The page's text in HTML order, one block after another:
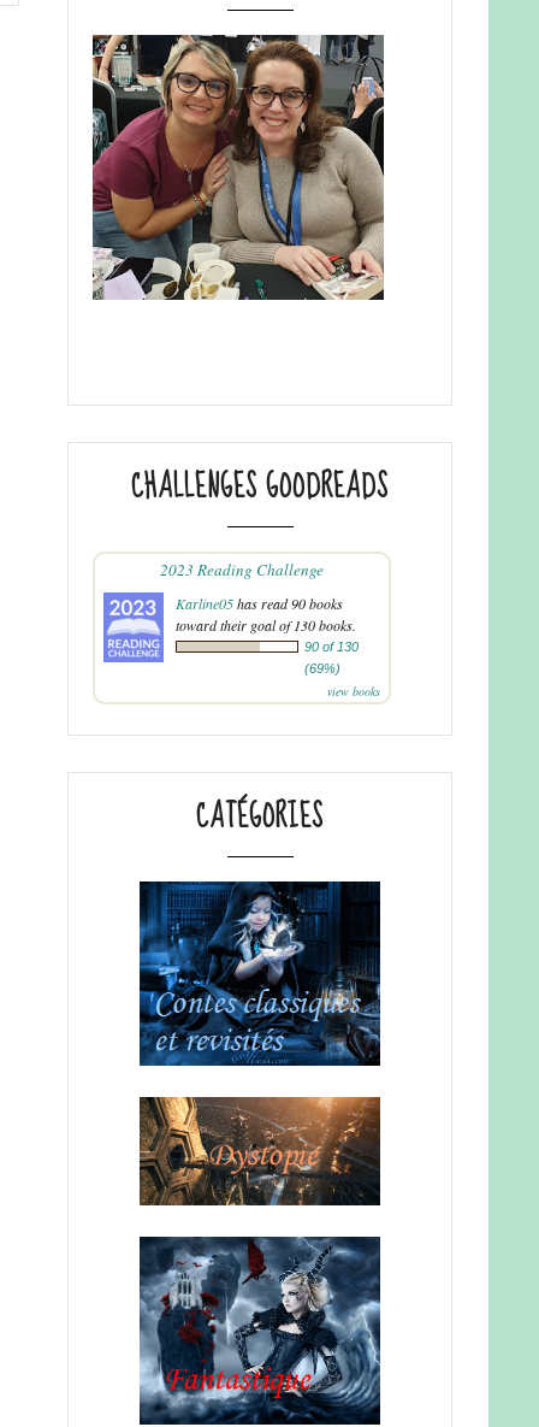
CHALLENGES GOODREADS
2023 Reading Challenge
Karline05has read 90 books
toward their goal of 130 books.
90 of 130
(69%)
view books
CATÉGORIES